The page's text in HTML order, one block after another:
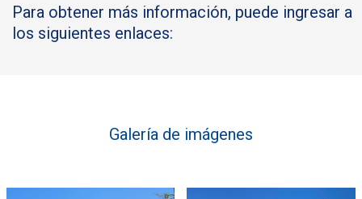
Para obtener más información, puede ingresar a
los siguientes enlaces:
Galería de imágenes